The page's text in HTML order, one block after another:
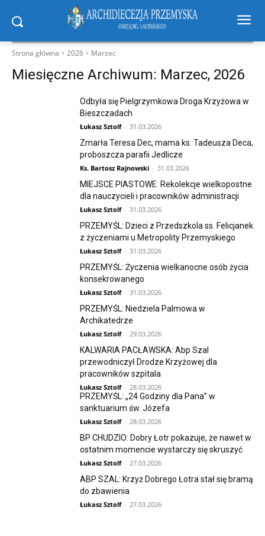
Strona główna 2026 Marzec
Miesięczne Archiwum: Marzec, 2026
Odbyła się Pielgrzymkowa Droga Krzyżowa w
Bieszczadach
Łukasz Sztolf - 31.03.2026
Zmarła Teresa Dec, mama ks. Tadeusza Deca,
proboszcza parafii Jedlicze
Ks. Bartosz Rajnowski - 31.03.2026
MIEJSCE PIASTOWE: Rekolekcje wielkopostne
dla nauczycieli i pracowników administracji
Łukasz Sztolf - 31.03.2026
PRZEMYŚL: Dzieci z Przedszkola ss. Felicjanek
z życzeniami u Metropolity Przemyskiego
Łukasz Sztolf - 31.03.2026
PRZEMYŚL: Życzenia wielkanocne osób życia
konsekrowanego
Łukasz Sztolf - 31.03.2026
PRZEMYŚL: Niedziela Palmowa w
Archikatedrze
Łukasz Sztolf - 29.03.2026
KALWARIA PACŁAWSKA: Abp Szal
przewodniczył Drodze Krzyżowej dla
pracowników szpitala
Łukasz Sztolf - 28.03.2026
PRZEMYŚL: „24 Godziny dla Pana” w
sanktuarium św. Józefa
Łukasz Sztolf - 28.03.2026
BP CHUDZIO: Dobry Łotr pokazuje, że nawet w
ostatnim momencie wystarczy się skruszyć
Łukasz Sztolf - 27.03.2026
ABP SZAL: Krzyż Dobrego Łotra stał się bramą
do zbawienia
Łukasz Sztolf - 27.03.2026